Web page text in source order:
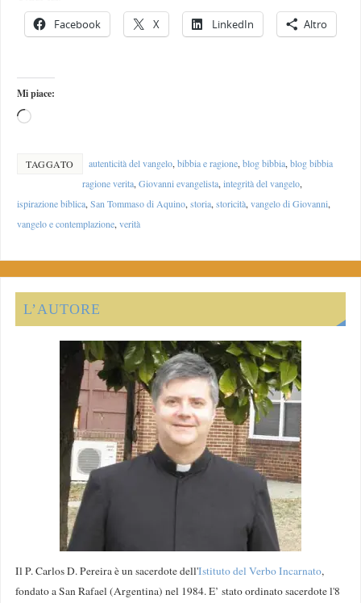
Facebook X LinkedIn Altro
Mi piace:
TAGGATO autenticità del vangelo, bibbia e ragione, blog bibbia, blog bibbia
ragione verita, Giovanni evangelista, integrità del vangelo,
ispirazione biblica,San Tommaso di Aquino,storia,storicità,vangelo di Giovanni,
vangelo e contemplazione,verità
L’AUTORE
Il P. Carlos D. Pereira è un sacerdote dell'Istituto del Verbo Incarnato,
fondato a San Rafael (Argentina) nel 1984. E’ stato ordinato sacerdote l'8